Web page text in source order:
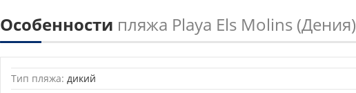
Особенности пляжа Playa Els Molins (Дения)
Тип пляжа: дикий